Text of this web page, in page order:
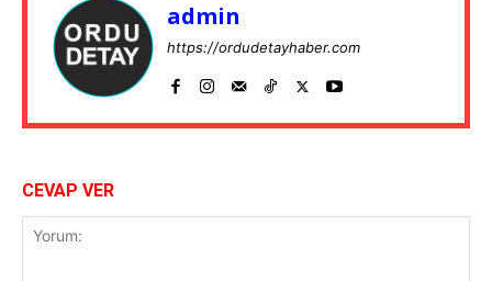
admin
https://ordudetayhaber.com
CEVAP VER